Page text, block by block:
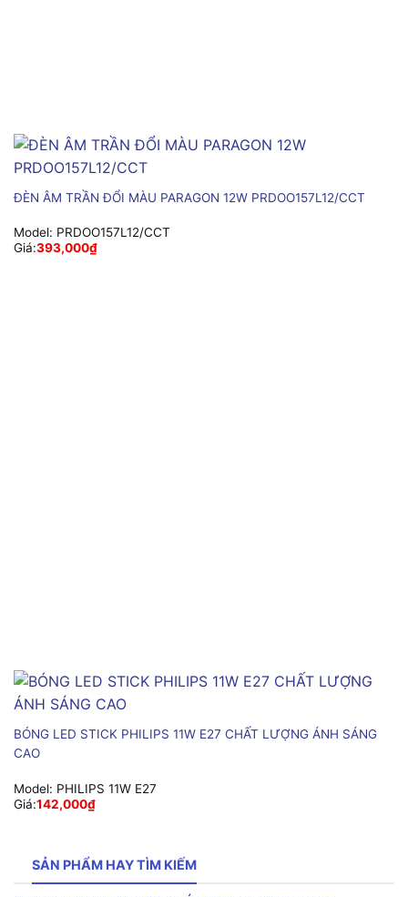
ĐÈN ÂM TRẦN ĐỔI MÀU PARAGON 12W PRDOO157L12/CCT
Model: PRDOO157L12/CCT
Giá:393,000₫
BÓNG LED STICK PHILIPS 11W E27 CHẤT LƯỢNG ÁNH SÁNG
CAO
Model: PHILIPS 11W E27
Giá:142,000₫
SẢN PHẨM HAY TÌM KIẾM